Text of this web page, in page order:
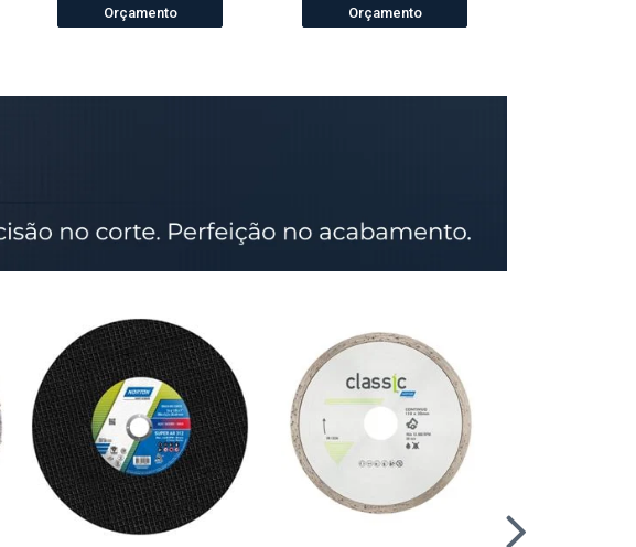
Orçamento
Orçamento